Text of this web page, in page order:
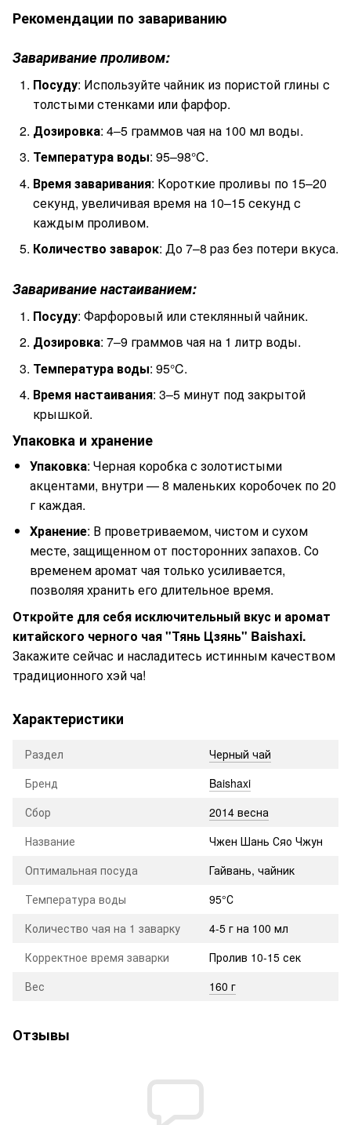
Рекомендации по завариванию
Заваривание проливом:
Посуду: Используйте чайник из пористой глины с
толстыми стенками или фарфор.
Дозировка: 4–5 граммов чая на 100 мл воды.
Температура воды: 95–98°C.
Время заваривания: Короткие проливы по 15–20
секунд, увеличивая время на 10–15 секунд с
каждым проливом.
Количество заварок: До 7–8 раз без потери вкуса.
Заваривание настаиванием:
Посуду: Фарфоровый или стеклянный чайник.
Дозировка: 7–9 граммов чая на 1 литр воды.
Температура воды: 95°C.
Время настаивания: 3–5 минут под закрытой
крышкой.
Упаковка и хранение
Упаковка: Черная коробка с золотистыми
акцентами, внутри — 8 маленьких коробочек по 20
г каждая.
Хранение: В проветриваемом, чистом и сухом
месте, защищенном от посторонних запахов. Со
временем аромат чая только усиливается,
позволяя хранить его длительное время.
Откройте для себя исключительный вкус и аромат
китайского черного чая "Тянь Цзянь" Baishaxi.
Закажите сейчас и насладитесь истинным качеством
традиционного хэй ча!
Характеристики
Раздел
Черный чай
Бренд
Baishaxi
Сбор
2014 весна
Название
Чжен Шань Сяо Чжун
Оптимальная посуда
Гайвань, чайник
Температура воды
95°С
Количество чая на 1 заварку
4-5 г на 100 мл
Корректное время заварки
Пролив 10-15 сек
Вес
160 г
Отзывы